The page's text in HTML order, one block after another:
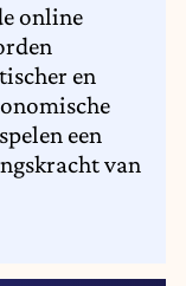
online
en
een
van